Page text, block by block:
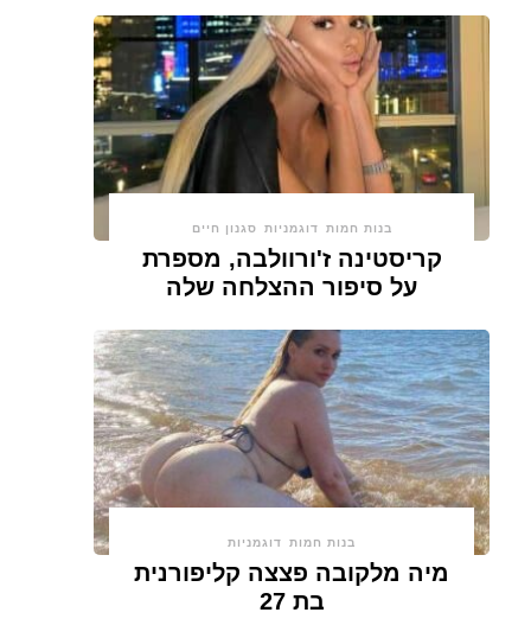
בנות חמות דוגמניות סגנון חיים
קריסטינה ז'ורוולבה, מספרת
על סיפור ההצלחה שלה
בנות חמות דוגמניות
מיה מלקובה פצצה קליפורנית
בת 27